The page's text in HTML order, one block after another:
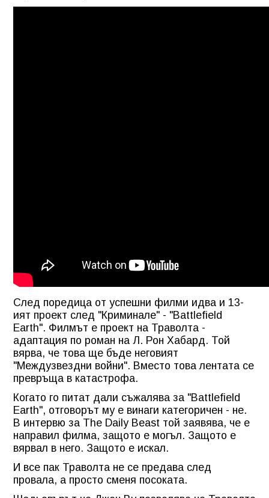
След поредица от успешни филми идва и 13-
ият проект след "Криминале" - "Battlefield
Earth". Филмът е проект на Траволта -
адаптация по роман на Л. Рон Хабард. Той
вярва, че това ще бъде неговият
"Междузвездни войни". Вместо това лентата се
превръща в катастрофа.
Когато го питат дали съжалява за "Battlefield
Earth", отговорът му е винаги категоричен - не.
В интервю за The Daily Beast той заявява, че е
направил филма, защото е могъл. Защото е
вярвал в него. Защото е искал.
И все пак Траволта не се предава след
провала, а просто сменя посоката.